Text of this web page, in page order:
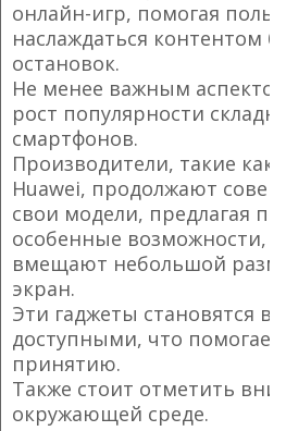
онлайн-игр, помогая
наслаждаться контентом
остановок.
Не менее важным
рост популярности
смартфонов.
Производители, такие как
Huawei, продолжают
свои модели, предлагая
особенные возможности,
вмещают небольшой
экран.
Эти гаджеты становятся
доступными, что
принятию.
Также стоит отметить
окружающей среде.